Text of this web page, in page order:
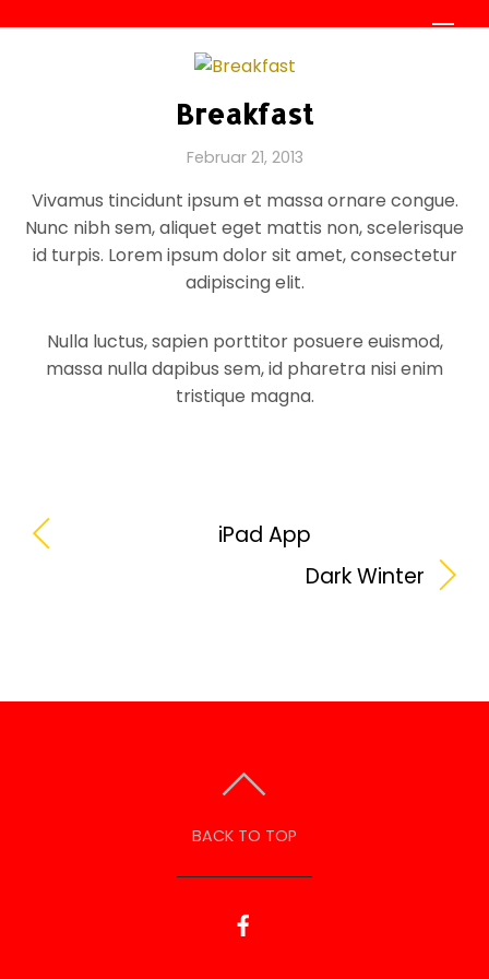
content
Breakfast
Februar 21, 2013
Vivamus tincidunt ipsum et massa ornare congue.
Nunc nibh sem, aliquet eget mattis non, scelerisque
id turpis. Lorem ipsum dolor sit amet, consectetur
adipiscing elit.
Nulla luctus, sapien porttitor posuere euismod,
massa nulla dapibus sem, id pharetra nisi enim
tristique magna.
iPad App
Dark Winter
BACK TO TOP